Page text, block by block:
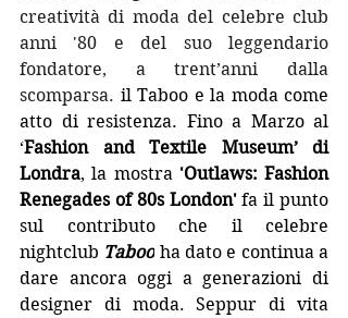
creatività di moda del celebre club
anni '80 e del suo leggendario
fondatore, a trent’anni dalla
scomparsa. il Taboo e la moda come
atto di resistenza. Fino a Marzo al
‘Fashion and Textile Museum’ di
Londra, la mostra 'Outlaws: Fashion
Renegades of 80s London' fa il punto
sul contributo che il celebre
nightclub Taboo ha dato e continua a
dare ancora oggi a generazioni di
designer di moda. Seppur di vita